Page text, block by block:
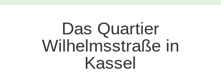
Das Quartier
Wilhelmsstraße in
Kassel